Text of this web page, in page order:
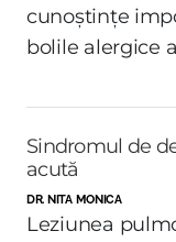
cunoștințe
bolile alergice
Sindromul de
acută
DR. NITA MONICA
Leziunea